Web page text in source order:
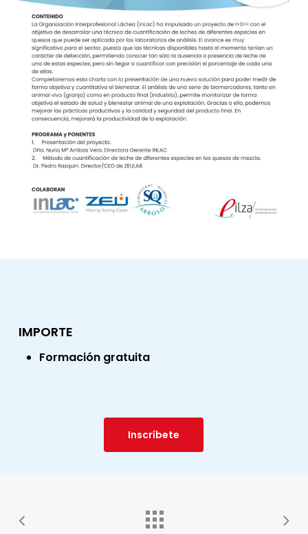
IMPORTE
Formación gratuita
Inscríbete